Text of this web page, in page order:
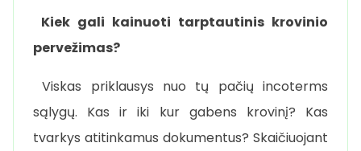
Kiek gali kainuoti tarptautinis krovinio
pervežimas?
Viskas priklausys nuo tų pačių incoterms
sąlygų. Kas ir iki kur gabens krovinį? Kas
tvarkys atitinkamus dokumentus? Skaičiuojant